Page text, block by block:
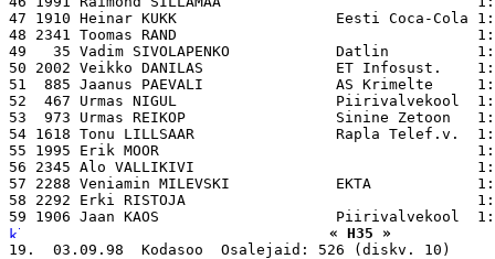
47 1910 Heinar KUKK                  Eesti Coca-
48 2341 Toomas RAND
49   35 Vadim SIVOLAPENKO            Datlin
50 2002 Veikko DANILAS               ET Infosust.
51  885 Jaanus PAEVALI               AS Krimelte
52  467 Urmas NIGUL
53  973 Urmas REIKOP                 Sinine Zetoon
54 1618 Tonu LILLSAAR                Rapla Telef.v.
55 1995 Erik MOOR
56 2345 Alo VALLIKIVI
57 2288 Veniamin MILEVSKI            EKTA
58 2292 Erki RISTOJA
« H35 »
19.  03.09.98  Kodasoo  Osalejaid: 526 (diskv. 10)